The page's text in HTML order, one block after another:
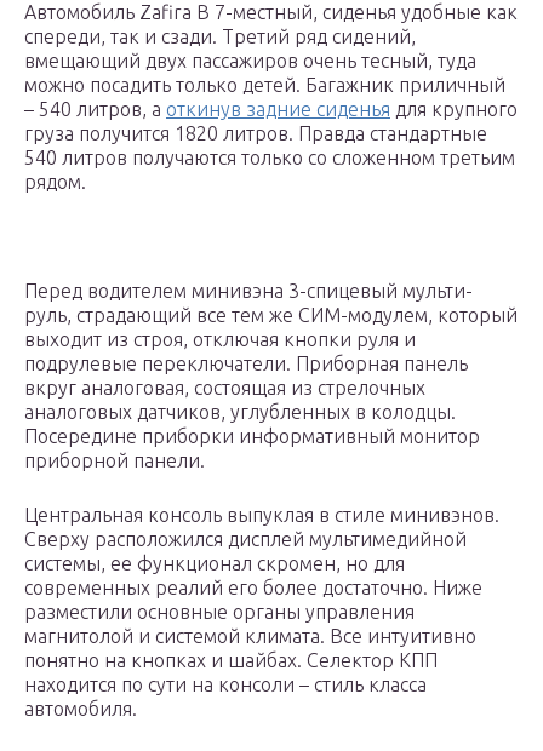
Автомобиль Zafira B 7-местный, сиденья удобные как
спереди, так и сзади. Третий ряд сидений,
вмещающий двух пассажиров очень тесный, туда
можно посадить только детей. Багажник приличный
– 540 литров, а откинув задние сиденья для крупного
груза получится 1820 литров. Правда стандартные
540 литров получаются только со сложенном третьим
рядом.
Перед водителем минивэна 3-спицевый мульти-
руль, страдающий все тем же СИМ-модулем, который
выходит из строя, отключая кнопки руля и
подрулевые переключатели. Приборная панель
вкруг аналоговая, состоящая из стрелочных
аналоговых датчиков, углубленных в колодцы.
Посередине приборки информативный монитор
приборной панели.
Центральная консоль выпуклая в стиле минивэнов.
Сверху расположился дисплей мультимедийной
системы, ее функционал скромен, но для
современных реалий его более достаточно. Ниже
разместили основные органы управления
магнитолой и системой климата. Все интуитивно
понятно на кнопках и шайбах. Селектор КПП
находится по сути на консоли – стиль класса
автомобиля.